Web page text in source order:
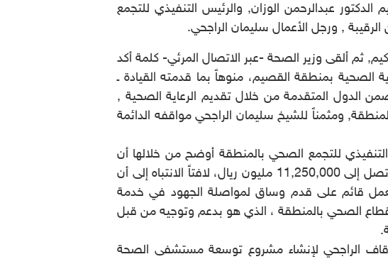
عبدالرحمن الوزان, والرئيس التنفيذي للتجمع
, ورجل الأعمال سليمان الراجحي.
ثم ألقى وزير الصحة -عبر الاتصال المرئي- كلمة أكد
بمنطقة القصيم، منوهاً بما قدمته القيادة ـ
الدول المتقدمة من خلال تقديم الرعاية الصحية ,
ومثمناً للشيخ سليمان الراجحي مواقفه الدائمة
للتجمع الصحي بالمنطقة أوضح من خلالها أن
التوسعة تشمل غرف تنويم وصالات طعام وغرف عزل وغرف أطباء وتمريض وعلاج بتكلفة تصل إلى 11,250,000 مليون ريال، لافتاً الانتباه إلى أن
السريرية من 200 سرير إلى 300 سرير، مبيناً أن العمل قائم على قدم وساق لمواصلة الجهود في خدمة
الصحي بالمنطقة ، الذي هو بدعم وتوجيه من قبل
الراجحي لإنشاء مشروع توسعة مستشفى الصحة